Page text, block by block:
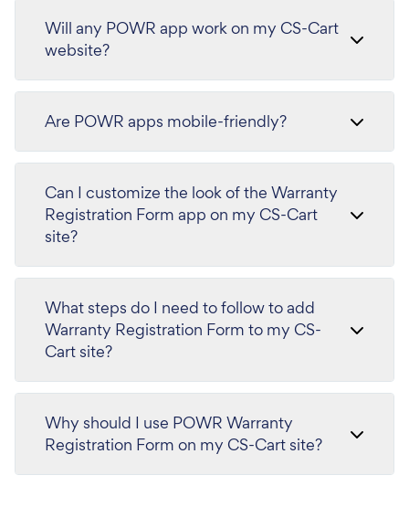
Will any POWR app work on my CS-Cart
website?
Are POWR apps mobile-friendly?
Can I customize the look of the Warranty
Registration Form app on my CS-Cart
site?
What steps do I need to follow to add
Warranty Registration Form to my CS-
Cart site?
Why should I use POWR Warranty
Registration Form on my CS-Cart site?